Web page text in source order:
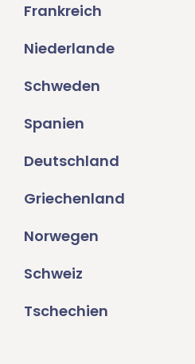
Frankreich
Niederlande
Schweden
Spanien
Deutschland
Griechenland
Norwegen
Schweiz
Tschechien